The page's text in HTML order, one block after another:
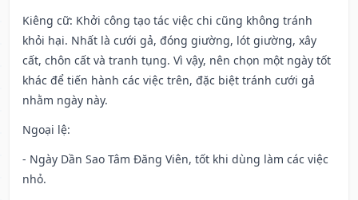
Kiêng cữ: Khởi công tạo tác việc chi cũng không tránh
khỏi hại. Nhất là cưới gả, đóng giường, lót giường, xây
cất, chôn cất và tranh tụng. Vì vậy, nên chọn một ngày tốt
khác để tiến hành các việc trên, đặc biệt tránh cưới gả
nhằm ngày này.
Ngoại lệ:
- Ngày Dần Sao Tâm Đăng Viên, tốt khi dùng làm các việc
nhỏ.